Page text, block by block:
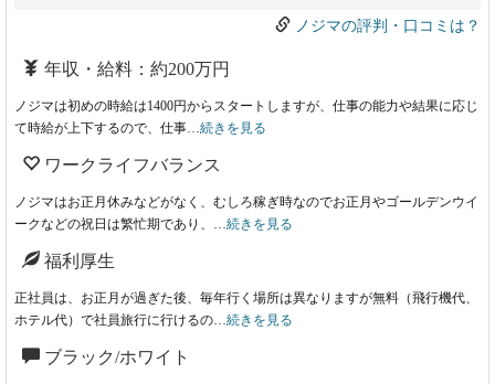
ノジマの評判・口コミは？
年収・給料：約200万円
ノジマは初めの時給は1400円からスタートしますが、仕事の能力や結果に応じ
て時給が上下するので、仕事…続きを見る
ワークライフバランス
ノジマはお正月休みなどがなく、むしろ稼ぎ時なのでお正月やゴールデンウイ
ークなどの祝日は繁忙期であり、…続きを見る
福利厚生
正社員は、お正月が過ぎた後、毎年行く場所は異なりますが無料（飛行機代、
ホテル代）で社員旅行に行けるの…続きを見る
ブラック/ホワイト